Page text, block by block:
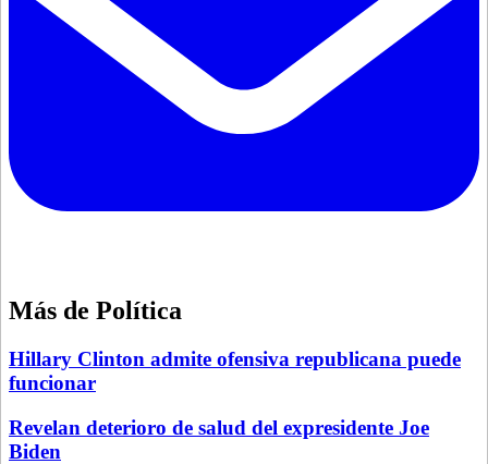
Más de Política
Hillary Clinton admite ofensiva republicana puede
funcionar
Revelan deterioro de salud del expresidente Joe
Biden